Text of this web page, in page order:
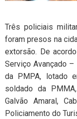
Três policiais
foram presos na
extorsão. De
Serviço Avançado
da PMPA, lotado
soldado da
Galvão Amaral,
Policiamento do